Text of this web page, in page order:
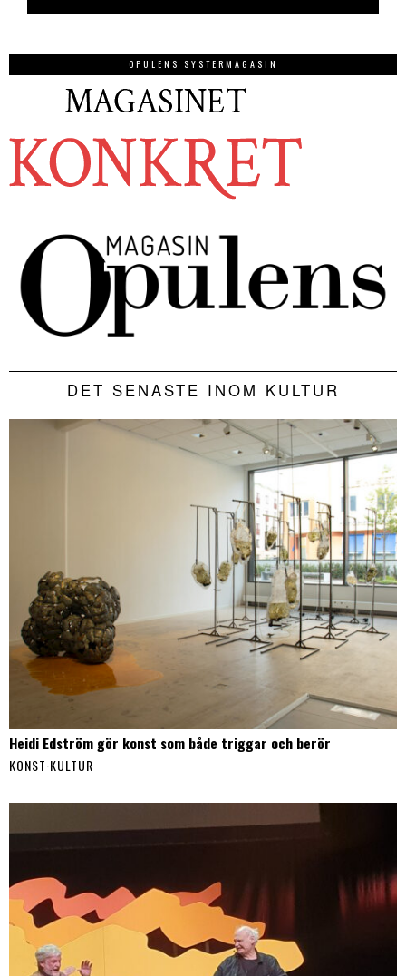
OPULENS SYSTERMAGASIN
DET SENASTE INOM KULTUR
Heidi Edström gör konst som både triggar och berör
KONST·KULTUR